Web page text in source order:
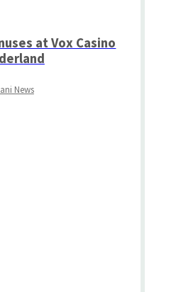
at Vox Casino
News